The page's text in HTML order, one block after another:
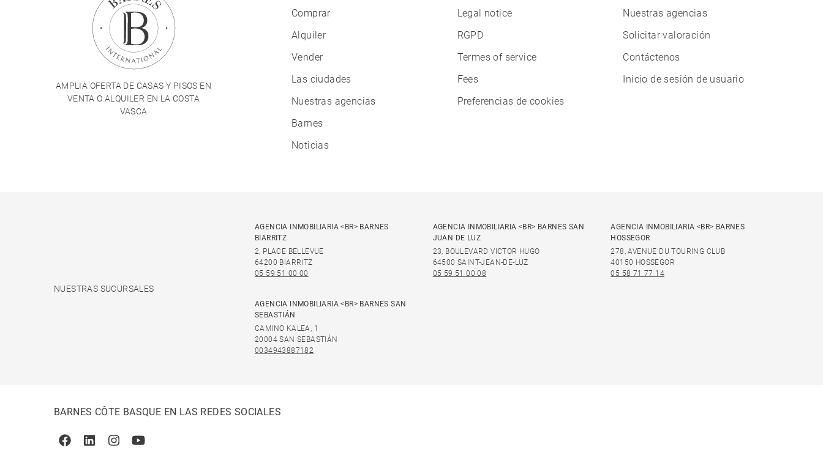
AMPLIA OFERTA DE CASAS Y PISOS EN
VENTA O ALQUILER EN LA COSTA
VASCA
Comprar
Alquiler
Vender
Las ciudades
Nuestras agencias
Barnes
Noticias
Legal notice
RGPD
Termes of service
Fees
Preferencias de cookies
Nuestras agencias
Solicitar valoración
Contáctenos
Inicio de sesión de usuario
NUESTRAS SUCURSALES
AGENCIA INMOBILIARIA <BR> BARNES
BIARRITZ
2, PLACE BELLEVUE
64200 BIARRITZ
05 59 51 00 00
AGENCIA INMOBILIARIA <BR> BARNES SAN
JUAN DE LUZ
23, BOULEVARD VICTOR HUGO
64500 SAINT-JEAN-DE-LUZ
05 59 51 00 08
AGENCIA INMOBILIARIA <BR> BARNES
HOSSEGOR
278, AVENUE DU TOURING CLUB
40150 HOSSEGOR
05 58 71 77 14
AGENCIA INMOBILIARIA <BR> BARNES SAN
SEBASTIÁN
CAMINO KALEA, 1
20004 SAN SEBASTIÁN
0034943887182
BARNES CÔTE BASQUE EN LAS REDES SOCIALES
FacebookLinkedinInstagramYoutube